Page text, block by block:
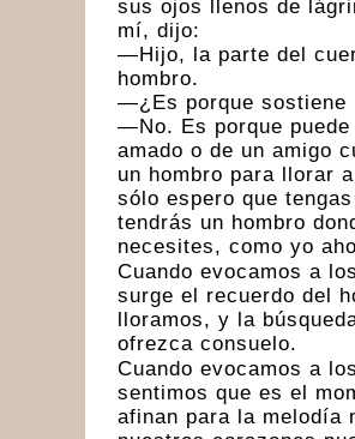
sus ojos llenos de
mí, dijo:
—Hijo, la parte del
hombro.
—¿Es porque sostiene
—No. Es porque
amado o de un amigo
un hombro para llorar
sólo espero que
tendrás un hombro
necesites, como yo
Cuando evocamos a
surge el recuerdo del
lloramos, y la
ofrezca consuelo.
Cuando evocamos a
sentimos que es el
afinan para la melodía